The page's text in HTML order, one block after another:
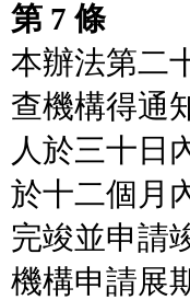
第 7 條
本辦法第二
查機構得通
人於三十日
於十二個月
完竣並申請
機構申請展